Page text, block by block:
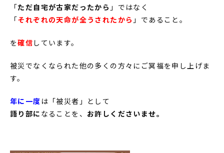
「ただ自宅が古家だったから 」ではなく
「それぞれの天命が全うされたから 」であること。
を確信 しています。
被災でなくなられた他の多くの方々にご冥福を申し上げま
す。
年に一度 は「被災者」として
語り部に なることを、 お許しくださいませ。